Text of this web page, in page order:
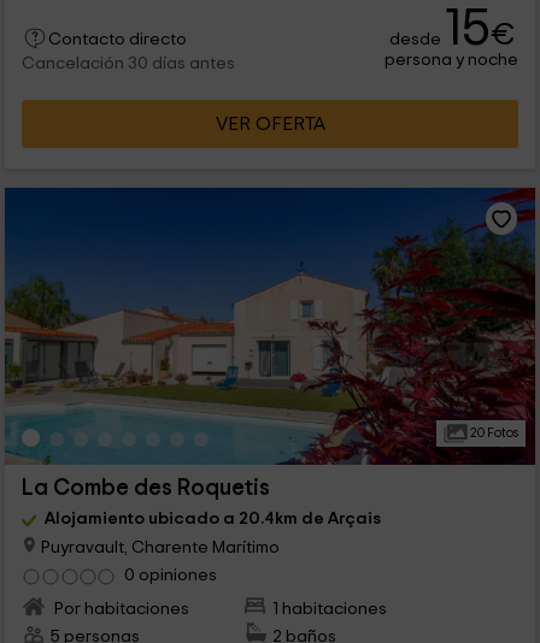
Contacto directo
Cancelación 30 días antes
desde 15€
persona y noche
VER OFERTA
20 Fotos
La Combe des Roquetis
Alojamiento ubicado a 20.4km de Arçais
Puyravault, Charente Marítimo
0 opiniones
Por habitaciones
1 habitaciones
5 personas
2 baños